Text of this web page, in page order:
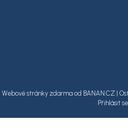
Webové stránky zdarmaod BANAN.CZ|
Přihlásit se